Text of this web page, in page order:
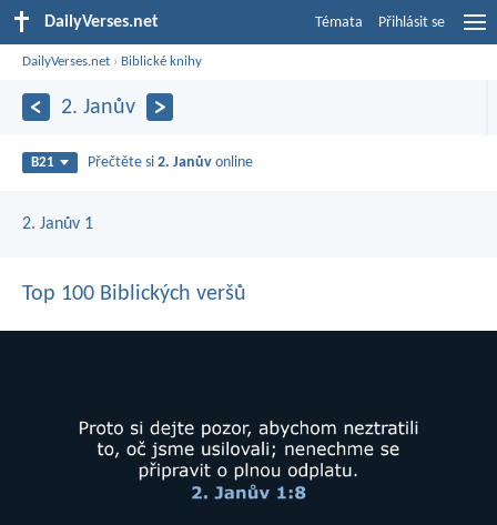
DailyVerses.net Témata Přihlásit se
DailyVerses.net › Biblické knihy
2. Janův
B21 Přečtěte si2. Janův online
2. Janův 1
Top 100 Biblických veršů